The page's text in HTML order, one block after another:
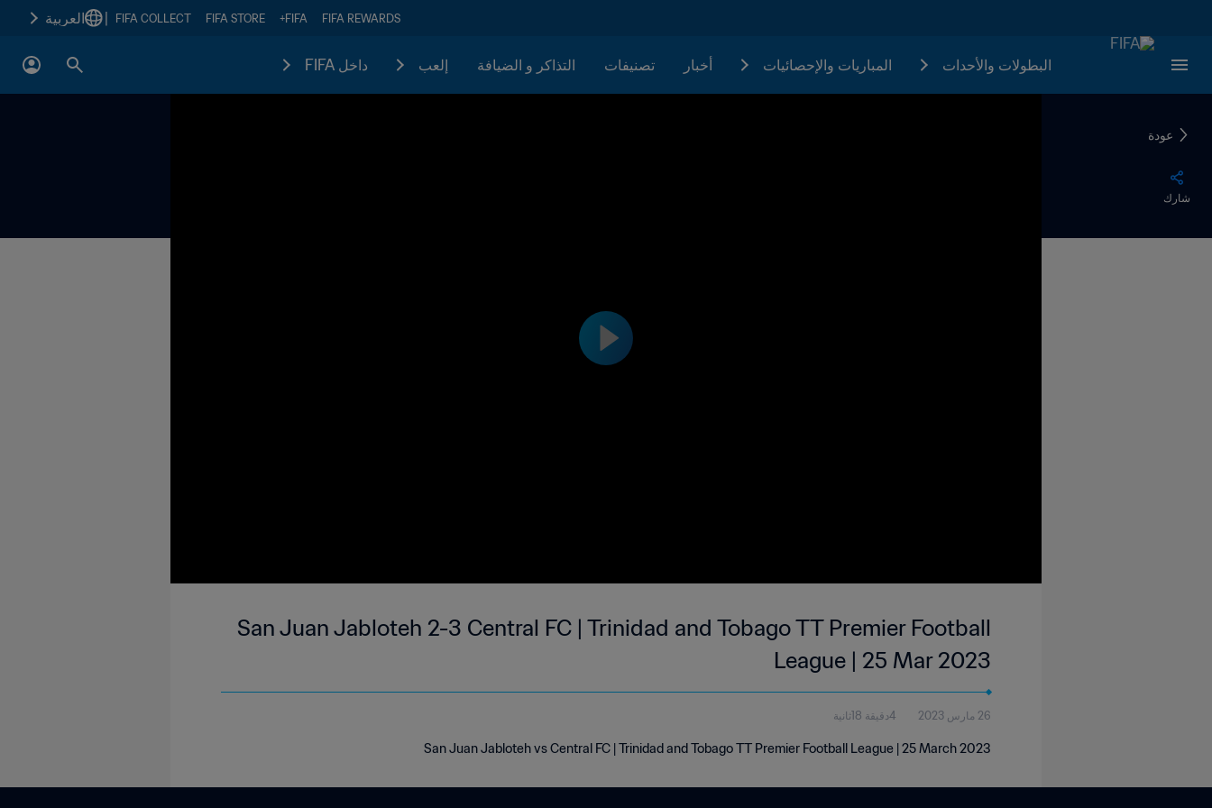
FIFA REWARDS
FIFA+
FIFA STORE
FIFA COLLECT العربية
البطولات والأحدات المباريات والإحصائيات أخبار تصنيفات التذاكر و الضيافة إلعب داخل FIFA
عودة
شارك
San Juan Jabloteh 2-3 Central FC | Trinidad and Tobago TT Premier Football
League | 25 Mar 2023
26 مارس 2023 4دقيقة 18ثانية
San Juan Jabloteh vs Central FC | Trinidad and Tobago TT Premier Football League | 25 March 2023